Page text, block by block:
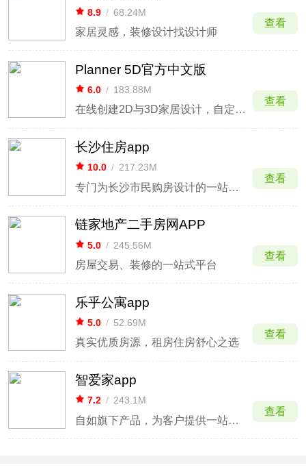
8.9 / 68.24M
家居灵感，装修设计找设计师
查看
Planner 5D官方中文版
6.0 / 183.88M
在线创建2D与3D家居设计，自定义你的房间
查看
长沙住房app
10.0 / 217.23M
专门为长沙市民购房设计的一站式购房服务平台
查看
链家地产二手房网APP
5.0 / 245.56M
房屋交易、装修的一站式平台
查看
乐乎公寓app
5.0 / 52.69M
真实优质房源，租房住房舒心之选
查看
智爱家app
7.2 / 243.1M
自如旗下产品，为客户提供一站式整装及智能操控服务
查看